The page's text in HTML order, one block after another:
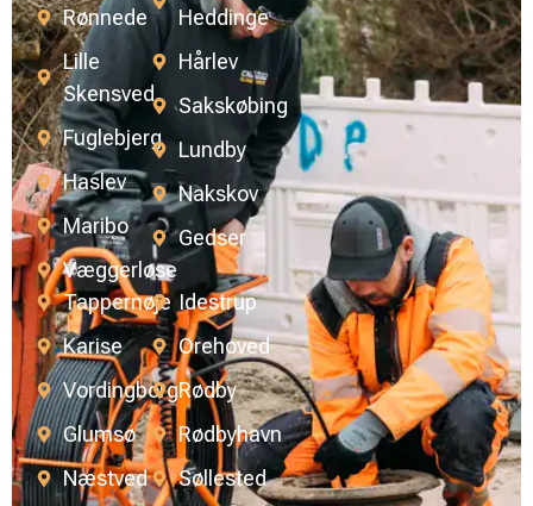
Rønnede
Lille
Skensved
Fuglebjerg
Haslev
Maribo
Væggerløse
Heddinge
Hårlev
Sakskøbing
Lundby
Nakskov
Gedser
Tappernøje
Karise
Vordingborg
Glumsø
Næstved
Idestrup
Orehoved
Rødby
Rødbyhavn
Søllested